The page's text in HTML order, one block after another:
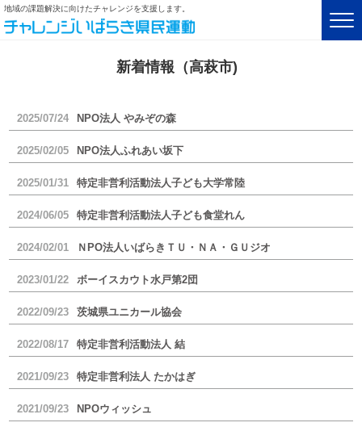
地域の課題解決に向けたチャレンジを支援します。
新着情報（高萩市)
2025/07/24 NPO法人 やみぞの森
2025/02/05 NPO法人ふれあい坂下
2025/01/31 特定非営利活動法人子ども大学常陸
2024/06/05 特定非営利活動法人子ども食堂れん
2024/02/01 ＮPO法人いばらきＴＵ・ＮＡ・ＧＵジオ
2023/01/22 ボーイスカウト水戸第2団
2022/09/23 茨城県ユニカール協会
2022/08/17 特定非営利活動法人 結
2021/09/23 特定非営利法人 たかはぎ
2021/09/23 NPOウィッシュ